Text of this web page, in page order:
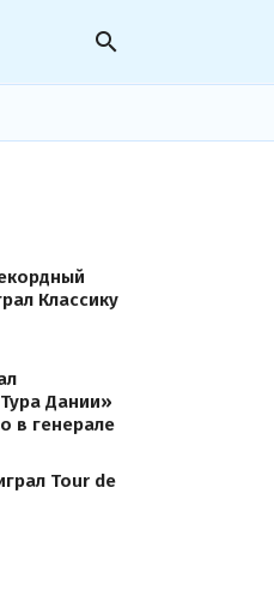
search
Классику
Дании»
в генерале
Tour de